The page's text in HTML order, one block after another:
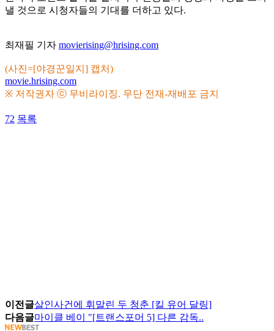
낼 것으로 시청자들의 기대를 더하고 있다.
최재필 기자 movierising@hrising.com
(사진=[야경꾼일지] 캡처)
movie.hrising.com
※ 저작권자 ⓒ 무비라이징. 무단 전재-재배포 금지
72 목록
이전글살인사건에 휘말린 두 청춘 [킬 유어 달링]
다음글마이클 베이 "[트랜스포머 5] 다른 감독..